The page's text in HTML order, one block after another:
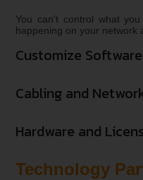
You can’t control what
happening on your network
Customize
Cabling and
Hardware and
Technology